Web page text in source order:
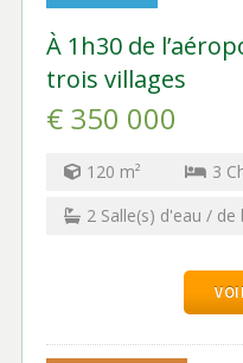
À 1h30 de
trois villages
€ 350 000
120 m² 3
2 Salle(s) d'eau / de